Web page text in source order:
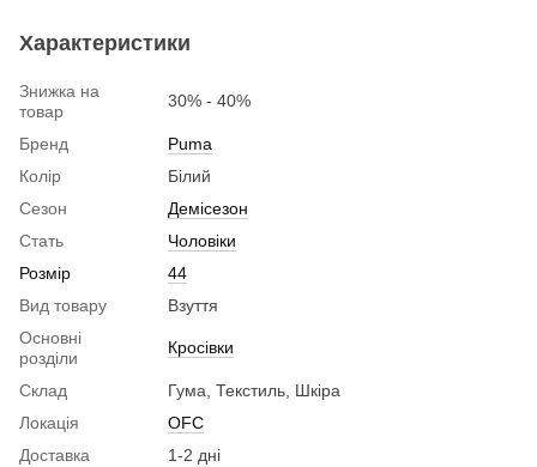
Характеристики
Знижка на
товар
30% - 40%
Бренд
Puma
Колір
Білий
Сезон
Демісезон
Стать
Чоловіки
Розмір
44
Вид товару
Взуття
Основні
розділи
Кросівки
Склад
Гума, Текстиль, Шкіра
Локація
OFC
Доставка
1-2 дні